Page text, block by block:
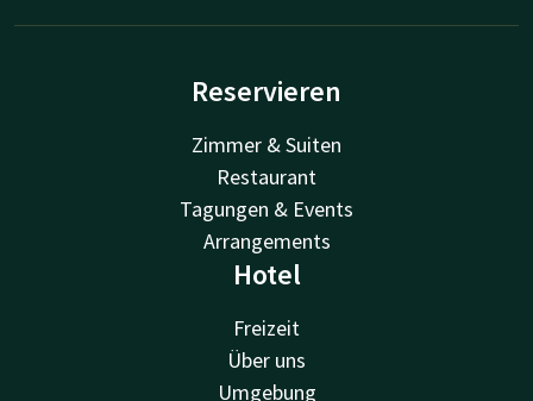
Reservieren
Zimmer & Suiten
Restaurant
Tagungen & Events
Arrangements
Hotel
Freizeit
Über uns
Umgebung